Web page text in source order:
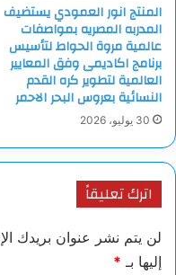
المنتج انور العمودي يستضيف
المدربه المصريه بمواصفات
عالمية مروة الحواط لتأسيس
برنامج اكاديمى وفق المعايير
العالمية لتطوير كره القدم
النسائية بعروس البحر الاحمر
30 يوليو، 2026
اترك تعليقاً
لن يتم نشر عنوان بريدك
إليها بـ *